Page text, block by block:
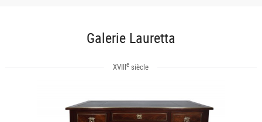
Galerie Lauretta
XVIIIe siècle